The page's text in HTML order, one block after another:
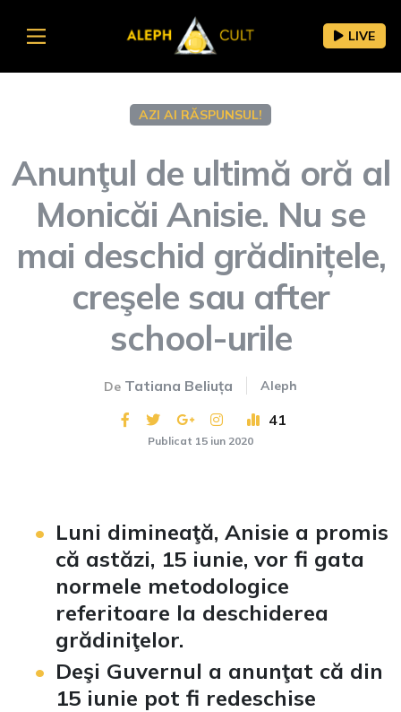
LIVE
AZI AI RĂSPUNSUL!
Anunţul de ultimă oră al
Monicăi Anisie. Nu se
mai deschid grădinițele,
creşele sau after
school-urile
De Tatiana Beliuța Aleph
41
Publicat 15 iun 2020
Luni dimineaţă, Anisie a promis
că astăzi, 15 iunie, vor fi gata
normele metodologice
referitoare la deschiderea
grădiniţelor.
Deşi Guvernul a anunţat că din
15 iunie pot fi redeschise